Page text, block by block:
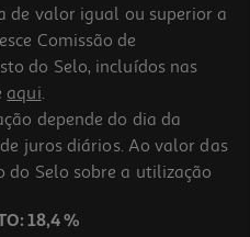
4.8
(no Frost E 178.5cm
de valor igual ou superior a
Comissão de
do Selo, incluídos nas
aqui.
depende do dia da
juros diários. Ao valor das
do Selo sobre a utilização
18,4 %